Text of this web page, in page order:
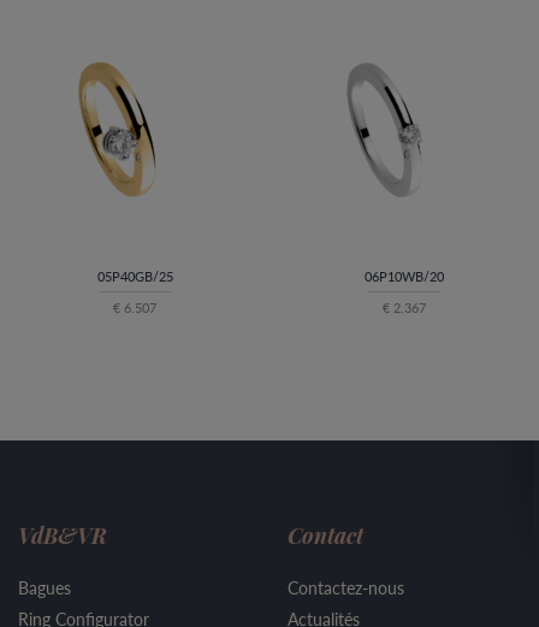
05P40GB/25
€ 6.507
06P10WB/20
€ 2.367
VdB&VR
Bagues
Ring Configurator
Contact
Contactez-nous
Actualités